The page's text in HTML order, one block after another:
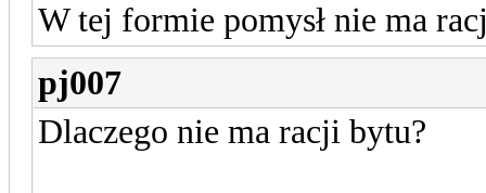
W tej formie pomysł nie ma
pj007
Dlaczego nie ma racji bytu?